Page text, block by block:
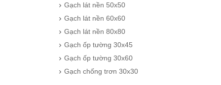
Gạch lát nền 50x50
Gạch lát nền 60x60
Gạch lát nền 80x80
Gạch ốp tường 30x45
Gạch ốp tường 30x60
Gạch chống trơn 30x30